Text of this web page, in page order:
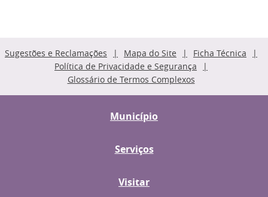
Sugestões e Reclamações Mapa do Site
Ficha Técnica
Política de Privacidade e Segurança
Glossário de Termos Complexos
Município
Serviços
Visitar